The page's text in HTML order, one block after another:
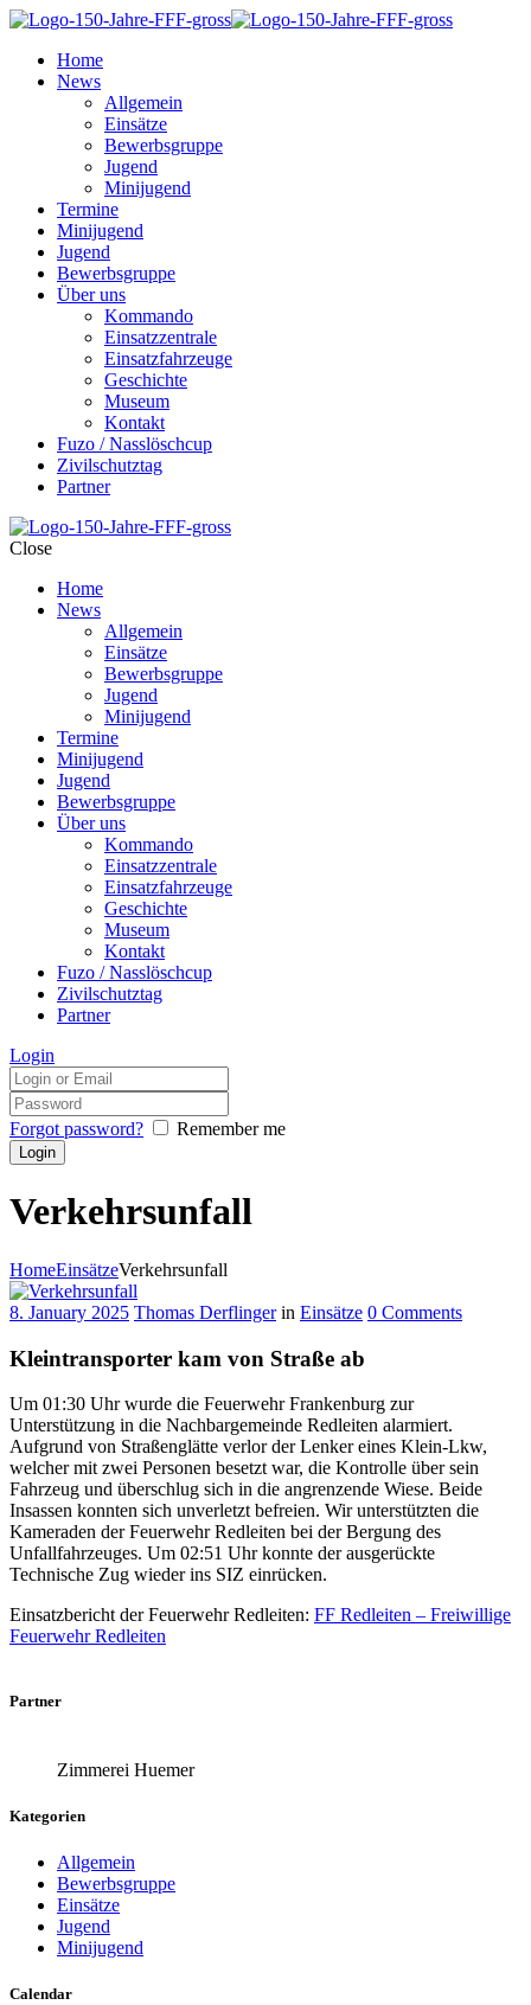
Home
News
Allgemein
Einsätze
Bewerbsgruppe
Jugend
Minijugend
Termine
Minijugend
Jugend
Bewerbsgruppe
Über uns
Kommando
Einsatzzentrale
Einsatzfahrzeuge
Geschichte
Museum
Kontakt
Fuzo / Nasslöschcup
Zivilschutztag
Partner
Close
Home
News
Allgemein
Einsätze
Bewerbsgruppe
Jugend
Minijugend
Termine
Minijugend
Jugend
Bewerbsgruppe
Über uns
Kommando
Einsatzzentrale
Einsatzfahrzeuge
Geschichte
Museum
Kontakt
Fuzo / Nasslöschcup
Zivilschutztag
Partner
Login
Forgot password? Remember me
Verkehrsunfall
HomeEinsätzeVerkehrsunfall
8. January 2025 Thomas Derflinger in Einsätze 0 Comments
Kleintransporter kam von Straße ab
Um 01:30 Uhr wurde die Feuerwehr Frankenburg zur
Unterstützung in die Nachbargemeinde Redleiten alarmiert.
Aufgrund von Straßenglätte verlor der Lenker eines Klein-Lkw,
welcher mit zwei Personen besetzt war, die Kontrolle über sein
Fahrzeug und überschlug sich in die angrenzende Wiese. Beide
Insassen konnten sich unverletzt befreien. Wir unterstützten die
Kameraden der Feuerwehr Redleiten bei der Bergung des
Unfallfahrzeuges. Um 02:51 Uhr konnte der ausgerückte
Technische Zug wieder ins SIZ einrücken.
Einsatzbericht der Feuerwehr Redleiten: FF Redleiten – Freiwillige
Feuerwehr Redleiten
Partner
Zimmerei Huemer
Kategorien
Allgemein
Bewerbsgruppe
Einsätze
Jugend
Minijugend
Calendar